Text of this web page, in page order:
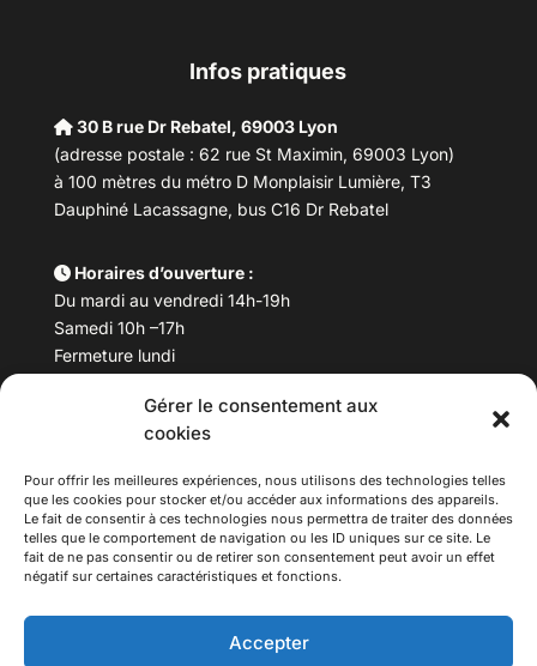
Gérer le consentement aux
cookies
Pour offrir les meilleures expériences, nous utilisons des technologies telles
que les cookies pour stocker et/ou accéder aux informations des appareils.
Le fait de consentir à ces technologies nous permettra de traiter des données
telles que le comportement de navigation ou les ID uniques sur ce site. Le
fait de ne pas consentir ou de retirer son consentement peut avoir un effet
négatif sur certaines caractéristiques et fonctions.
Accepter
Infos pratiques
30 B rue Dr Rebatel, 69003 Lyon
(adresse postale : 62 rue St Maximin, 69003 Lyon)
à 100 mètres du métro D Monplaisir Lumière, T3
Dauphiné Lacassagne, bus C16 Dr Rebatel
Horaires d’ouverture :
Du mardi au vendredi 14h-19h
Samedi 10h –17h
Fermeture lundi
Téléphone : 04 78 53 06 40
maisondesculturesasiatiques@asiexpo.com